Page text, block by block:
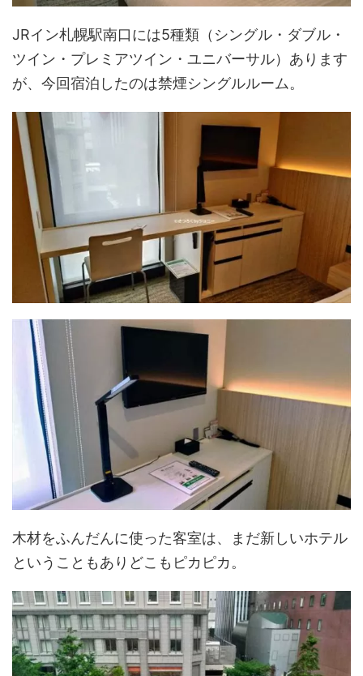
JRイン札幌駅南口には5種類（シングル・ダブル・
ツイン・プレミアツイン・ユニバーサル）あります
が、今回宿泊したのは禁煙シングルルーム。
木材をふんだんに使った客室は、まだ新しいホテル
ということもありどこもピカピカ。